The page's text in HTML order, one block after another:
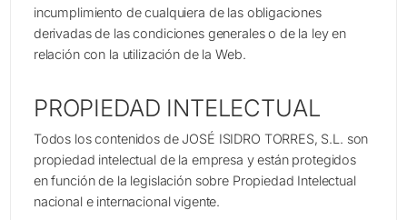
incumplimiento de cualquiera de las obligaciones
derivadas de las condiciones generales o de la ley en
relación con la utilización de la Web.
PROPIEDAD INTELECTUAL
Todos los contenidos de JOSÉ ISIDRO TORRES, S.L. son
propiedad intelectual de la empresa y están protegidos
en función de la legislación sobre Propiedad Intelectual
nacional e internacional vigente.